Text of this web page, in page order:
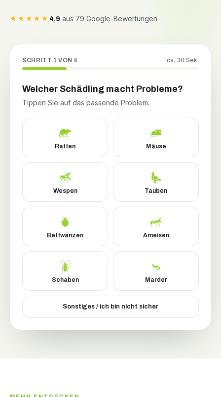
4,9 aus 79 Google-Bewertungen
SCHRITT 1 VON 4 ca. 30 Sek.
Welcher Schädling macht Probleme?
Tippen Sie auf das passende Problem.
Ratten Mäuse
Wespen Tauben
Bettwanzen Ameisen
Schaben Marder
Sonstiges / ich bin nicht sicher